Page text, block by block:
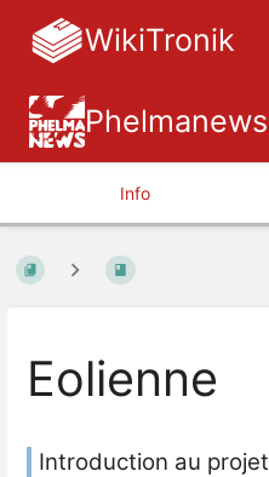
WikiTronik
Phelmanews
Info
Eolienne
Introduction au projet